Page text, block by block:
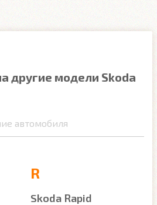
другие модели Skoda
автомобиля
R
Skoda Rapid